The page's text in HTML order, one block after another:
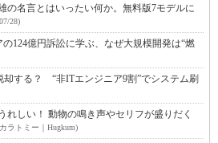
の名言とはいったい何か。無料版7モデルに
28)
124億円訴訟に学ぶ、なぜ大規模開発は“燃
却する？ “非ITエンジニア9割”でシステム刷
れしい！ 動物の鳴き声やセリフが盛りだく
ラトミー｜Hugkum)